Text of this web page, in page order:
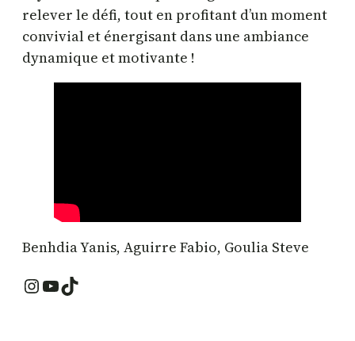
relever le défi, tout en profitant d’un moment
convivial et énergisant dans une ambiance
dynamique et motivante !
Benhdia Yanis, Aguirre Fabio, Goulia Steve
Instagram
YouTube
TikTok